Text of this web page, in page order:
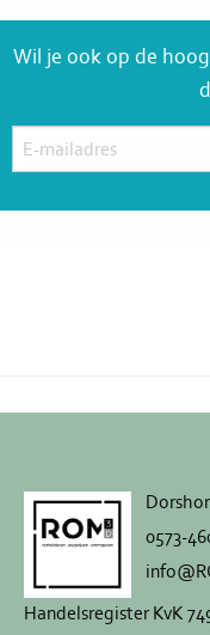
Wil je ook op de
0573-
Handelsregister KvK